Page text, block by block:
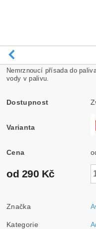
Nemrznoucí přísada do
vody v palivu.
Dostupnost
Varianta
Cena
od 290 Kč
Značka
Kategorie